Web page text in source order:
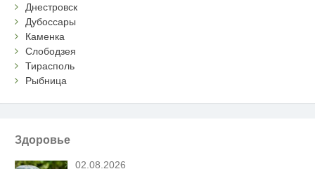
Днестровск
Дубоссары
Каменка
Слободзея
Тирасполь
Рыбница
Здоровье
02.08.2026